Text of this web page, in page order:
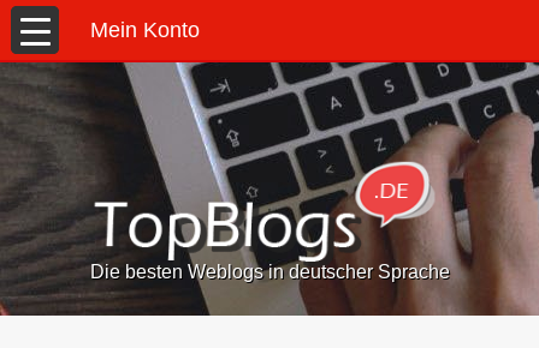
Mein Konto
Die besten Weblogs in deutscher Sprache